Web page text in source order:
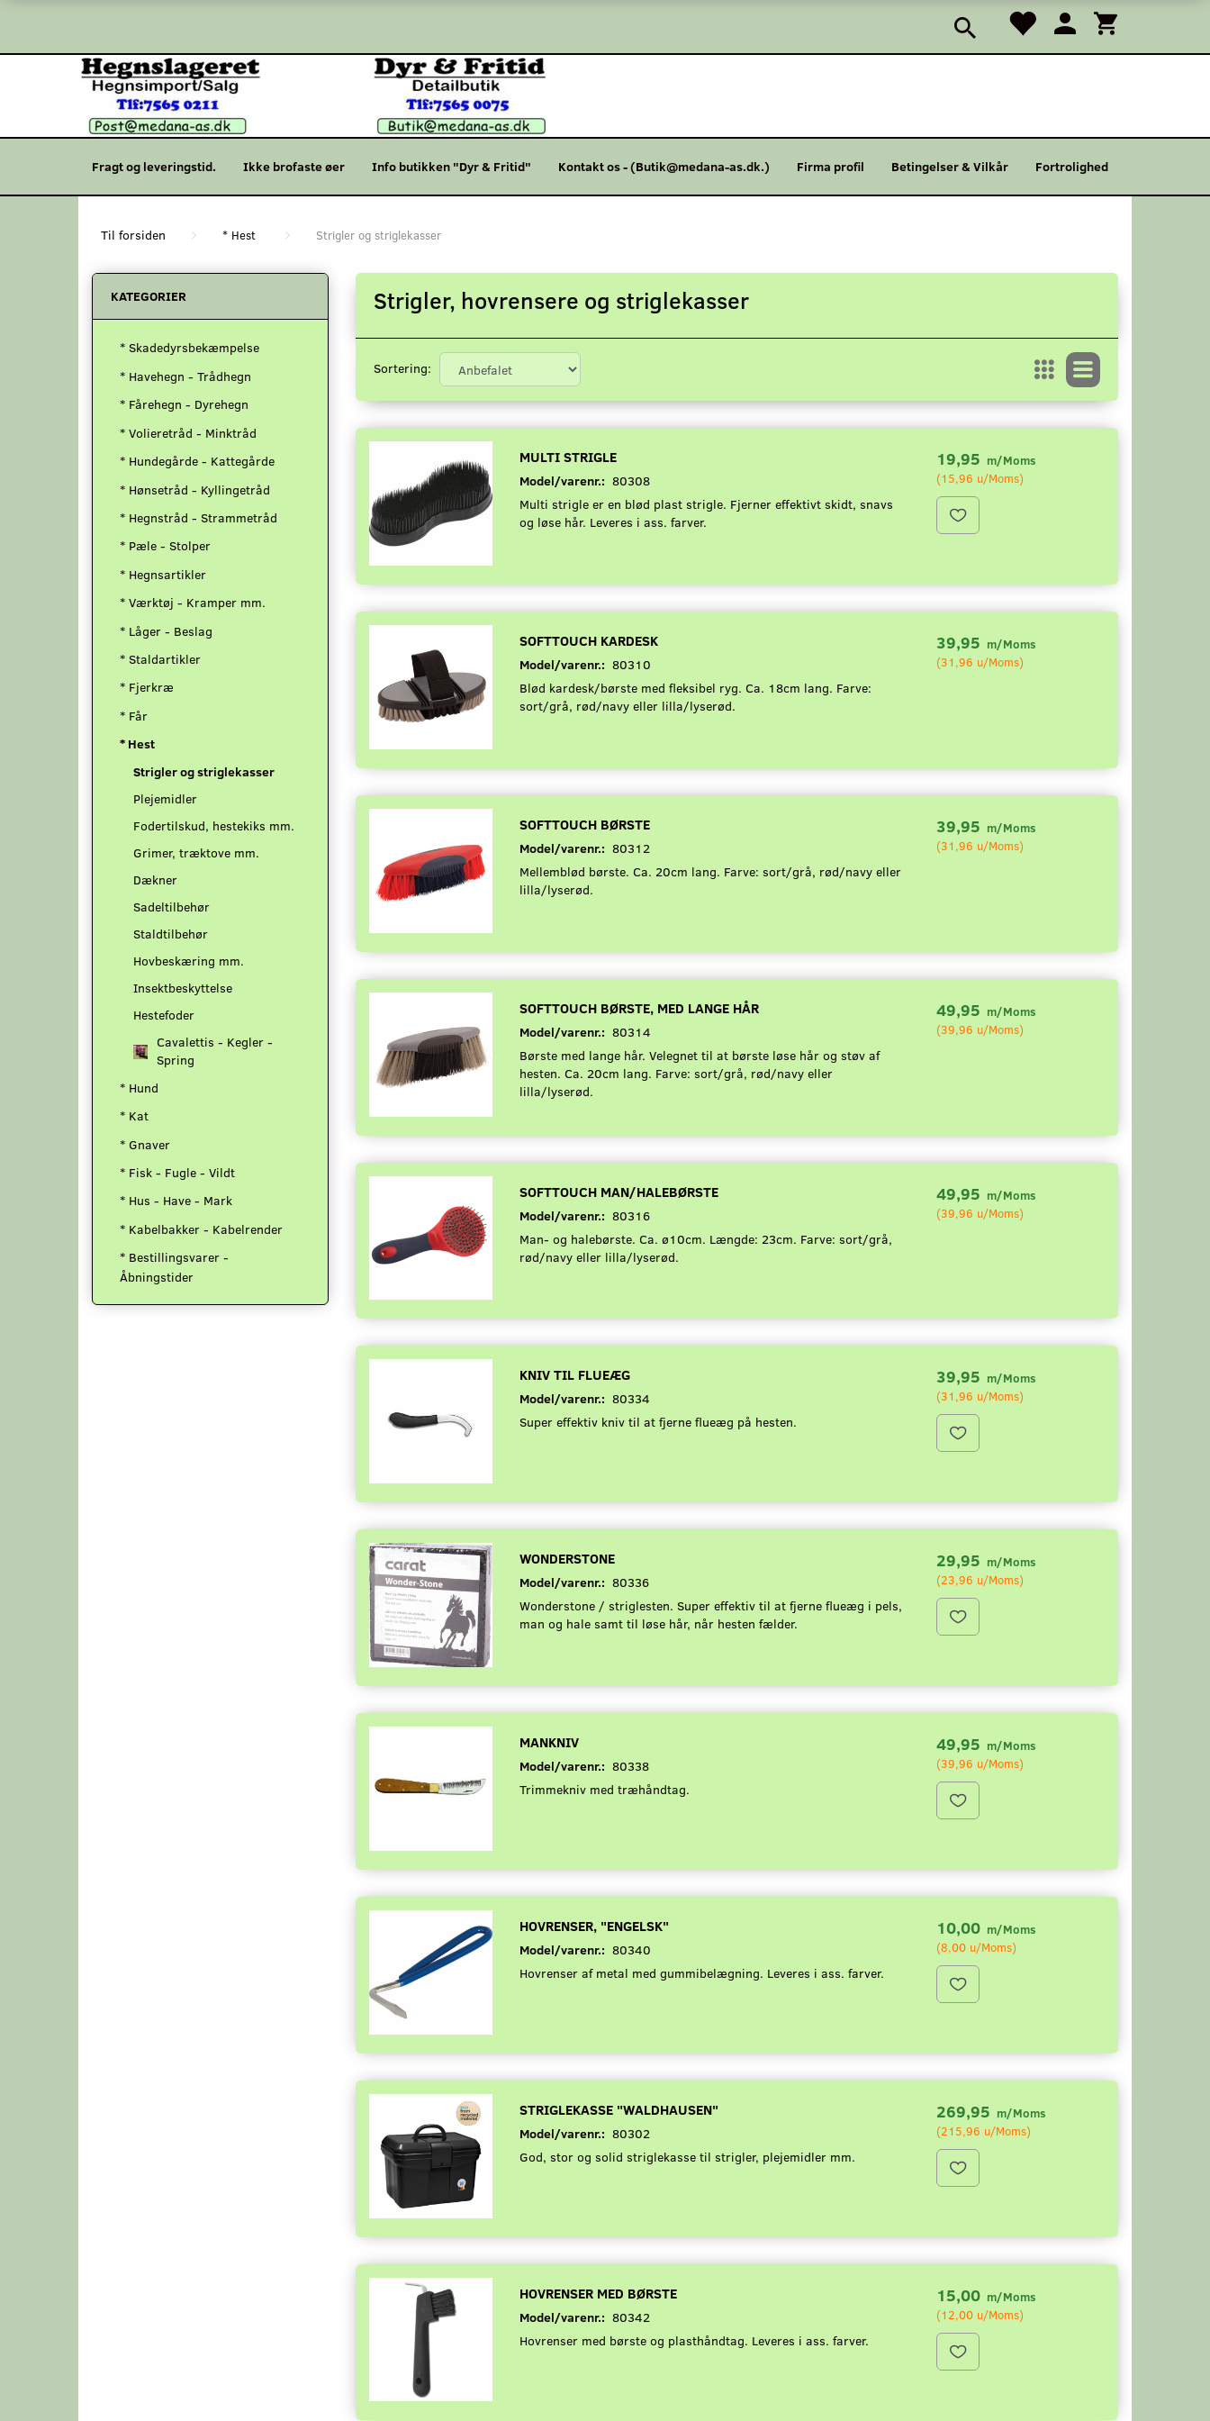
Fragt og leveringstid. Ikke brofaste øer Info butikken "Dyr & Fritid" Kontakt os - (Butik@medana-as.dk.) Firma profil Betingelser & Vilkår Fortrolighed
* Hest Strigler og striglekasser
KATEGORIER
* Skadedyrsbekæmpelse
* Havehegn - Trådhegn
* Fårehegn - Dyrehegn
* Volieretråd - Minktråd
* Hundegårde - Kattegårde
* Hønsetråd - Kyllingetråd
* Hegnstråd - Strammetråd
* Pæle - Stolper
* Hegnsartikler
* Værktøj - Kramper mm.
* Låger - Beslag
* Staldartikler
* Fjerkræ
* Får
* Hest
Strigler og striglekasser
Plejemidler
Fodertilskud, hestekiks mm.
Grimer, træktove mm.
Dækner
Sadeltilbehør
Staldtilbehør
Hovbeskæring mm.
Insektbeskyttelse
Hestefoder
Cavalettis - Kegler -
Spring
* Hund
* Kat
* Gnaver
* Fisk - Fugle - Vildt
* Hus - Have - Mark
* Kabelbakker - Kabelrender
* Bestillingsvarer -
Åbningstider
Strigler, hovrensere og striglekasser
Sortering:
MULTI STRIGLE
Model/varenr.: 80308
Multi strigle er en blød plast strigle. Fjerner effektivt skidt, snavs
og løse hår. Leveres i ass. farver.
19,95 m/Moms
(15,96 u/Moms)
SOFTTOUCH KARDESK
Model/varenr.: 80310
Blød kardesk/børste med fleksibel ryg. Ca. 18cm lang. Farve:
sort/grå, rød/navy eller lilla/lyserød.
39,95 m/Moms
(31,96 u/Moms)
SOFTTOUCH BØRSTE
Model/varenr.: 80312
Mellemblød børste. Ca. 20cm lang. Farve: sort/grå, rød/navy eller
lilla/lyserød.
39,95 m/Moms
(31,96 u/Moms)
SOFTTOUCH BØRSTE, MED LANGE HÅR
Model/varenr.: 80314
Børste med lange hår. Velegnet til at børste løse hår og støv af
hesten. Ca. 20cm lang. Farve: sort/grå, rød/navy eller
lilla/lyserød.
49,95 m/Moms
(39,96 u/Moms)
SOFTTOUCH MAN/HALEBØRSTE
Model/varenr.: 80316
Man- og halebørste. Ca. ø10cm. Længde: 23cm. Farve: sort/grå,
rød/navy eller lilla/lyserød.
49,95 m/Moms
(39,96 u/Moms)
KNIV TIL FLUEÆG
Model/varenr.: 80334
Super effektiv kniv til at fjerne flueæg på hesten.
39,95 m/Moms
(31,96 u/Moms)
WONDERSTONE
Model/varenr.: 80336
Wonderstone / striglesten. Super effektiv til at fjerne flueæg i pels,
man og hale samt til løse hår, når hesten fælder.
29,95 m/Moms
(23,96 u/Moms)
MANKNIV
Model/varenr.: 80338
Trimmekniv med træhåndtag.
49,95 m/Moms
(39,96 u/Moms)
HOVRENSER, "ENGELSK"
Model/varenr.: 80340
Hovrenser af metal med gummibelægning. Leveres i ass. farver.
10,00 m/Moms
(8,00 u/Moms)
STRIGLEKASSE "WALDHAUSEN"
Model/varenr.: 80302
God, stor og solid striglekasse til strigler, plejemidler mm.
269,95 m/Moms
(215,96 u/Moms)
HOVRENSER MED BØRSTE
Model/varenr.: 80342
Hovrenser med børste og plasthåndtag. Leveres i ass. farver.
15,00 m/Moms
(12,00 u/Moms)